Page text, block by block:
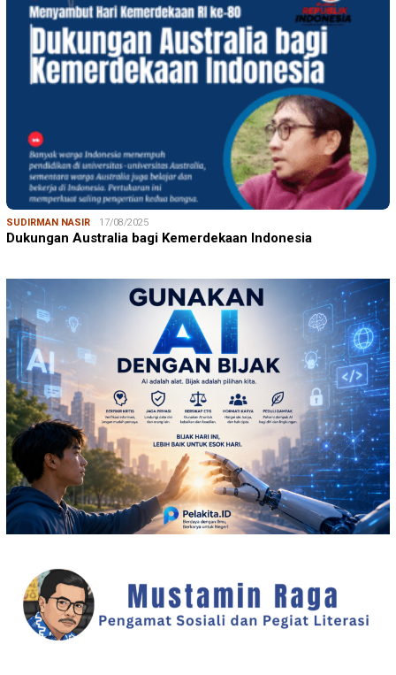
SUDIRMAN NASIR 17/08/2025
Dukungan Australia bagi Kemerdekaan Indonesia